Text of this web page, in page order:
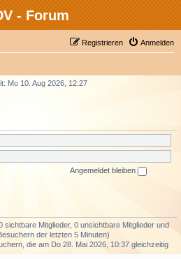
- Forum
Anmelden
Registrieren
Mo 10. Aug 2026, 12:27
Angemeldet bleiben
sichtbare Mitglieder, 0 unsichtbare Mitglieder und
der letzten 5 Minuten)
die am Do 28. Mai 2026, 10:37 gleichzeitig